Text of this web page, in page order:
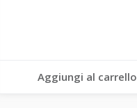
Aggiungi al carrello